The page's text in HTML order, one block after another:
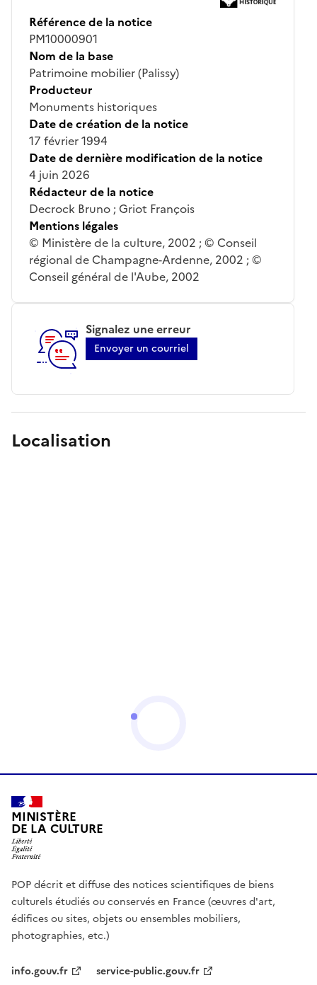
Référence de la notice
PM10000901
Nom de la base
Patrimoine mobilier (Palissy)
Producteur
Monuments historiques
Date de création de la notice
17 février 1994
Date de dernière modification de la notice
4 juin 2026
Rédacteur de la notice
Decrock Bruno ; Griot François
Mentions légales
© Ministère de la culture, 2002 ; © Conseil
régional de Champagne-Ardenne, 2002 ; ©
Conseil général de l'Aube, 2002
Signalez une erreur
Envoyer un courriel
Localisation
MINISTÈRE
DE LA CULTURE
POP décrit et diffuse des notices scientifiques de biens
culturels étudiés ou conservés en France (œuvres d'art,
édifices ou sites, objets ou ensembles mobiliers,
photographies, etc.)
info.gouv.fr service-public.gouv.fr